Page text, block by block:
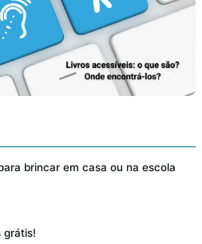
brincar em casa ou na escola
grátis!